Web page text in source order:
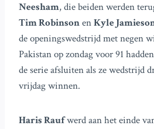
Neesham, die beiden werden
Tim RobinsonenKyle
de openingswedstrijd met negen
Pakistan op zondag voor 91
de serie afsluiten als ze wedstrijd
vrijdag winnen.
Haris Raufwerd aan het einde